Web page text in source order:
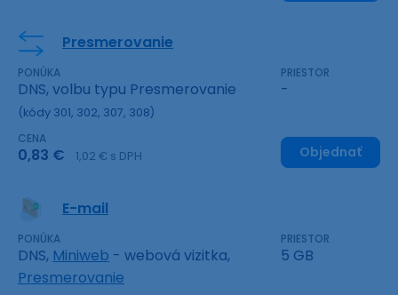
Presmerovanie
PONÚKA
DNS, volbu typu Presmerovanie
(kódy 301, 302, 307, 308)
PRIESTOR
-
CENA
0,83 € 1,02 € s DPH Objednať
E-mail
PONÚKA
DNS, Miniweb - webová vizitka,
Presmerovanie
PRIESTOR
5 GB